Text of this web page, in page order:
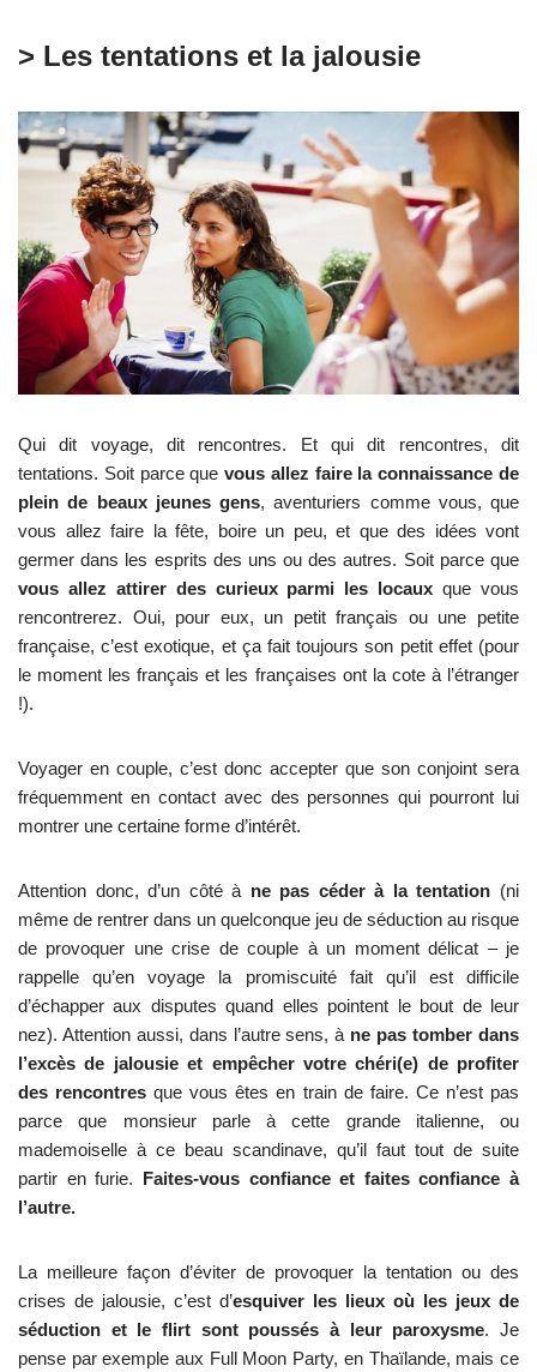
> Les tentations et la jalousie
Qui dit voyage, dit rencontres. Et qui dit rencontres, dit
tentations. Soit parce quevous allez faire la connaissance de
plein de beaux jeunes gens, aventuriers comme vous, que
vous allez faire la fête, boire un peu, et que des idées vont
germer dans les esprits des uns ou des autres. Soit parce que
vous allez attirer des curieux parmi les locaux que vous
rencontrerez. Oui, pour eux, un petit français ou une petite
française, c’est exotique, et ça fait toujours son petit effet (pour
le moment les français et les françaises ont la cote à l’étranger
!).
Voyager en couple, c’est donc accepter que son conjoint sera
fréquemment en contact avec des personnes qui pourront lui
montrer une certaine forme d’intérêt.
Attention donc, d’un côté à ne pas céder à la tentation (ni
même de rentrer dans un quelconque jeu de séduction au risque
de provoquer une crise de couple à un moment délicat – je
rappelle qu’en voyage la promiscuité fait qu’il est difficile
d’échapper aux disputes quand elles pointent le bout de leur
nez). Attention aussi, dans l’autre sens, à ne pas tomber dans
l’excès de jalousie et empêcher votre chéri(e) de profiter
des rencontres que vous êtes en train de faire. Ce n’est pas
parce que monsieur parle à cette grande italienne, ou
mademoiselle à ce beau scandinave, qu’il faut tout de suite
partir en furie. Faites-vous confiance et faites confiance à
l’autre.
La meilleure façon d’éviter de provoquer la tentation ou des
crises de jalousie, c’est d’esquiver les lieux où les jeux de
séduction et le flirt sont poussés à leur paroxysme. Je
pense par exemple aux Full Moon Party, en Thaïlande, mais ce